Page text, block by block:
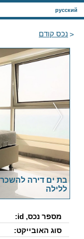
русский
נכס קודם
ללילה
מספר נכס, id:
סוג האובייקט: